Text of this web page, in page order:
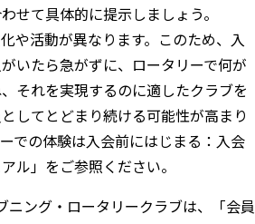
せて具体的に提示しましょう。
や活動が異なります。このため、入
いたら急がずに、ロータリーで何が
それを実現するのに適したクラブを
してとどまり続ける可能性が高まり
での体験は入会前にはじまる：入会
ル」をご参照ください。
ニング・ロータリークラブは、「会員